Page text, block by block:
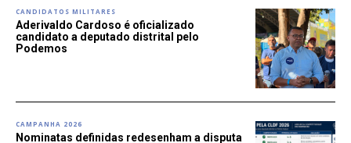
CANDIDATOS MILITARES
Aderivaldo Cardoso é oficializado
candidato a deputado distrital pelo
Podemos
CAMPANHA 2026
Nominatas definidas redesenham a disputa